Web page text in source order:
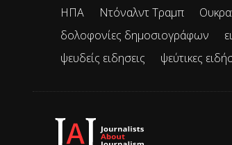
ΗΠΑ
Ντόναλντ Τραμπ
δολοφονίες δημοσιογράφων
ψευδείς ειδησεις
ψεύτικες